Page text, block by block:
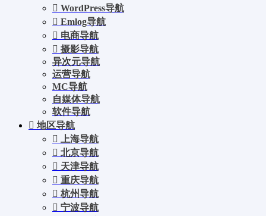
WordPress导航
Emlog导航
电商导航
摄影导航
异次元导航
运营导航
MC导航
自媒体导航
软件导航
地区导航
上海导航
北京导航
天津导航
重庆导航
杭州导航
宁波导航